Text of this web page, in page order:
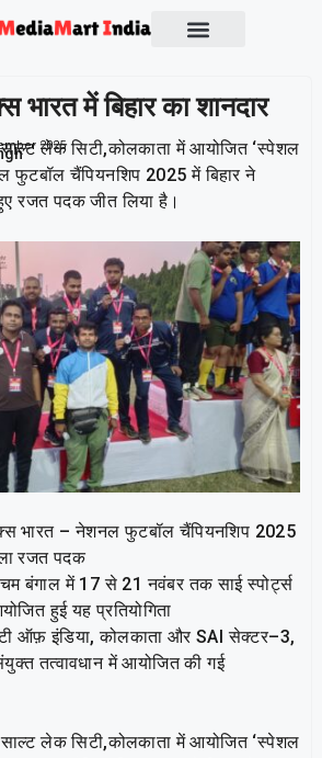
भारत में बिहार का शानदार
2025लेक सिटी,कोलकाता में आयोजित ‘स्पेशल
चैंपियनशिप 2025 में बिहार ने
रजत पदक जीत लिया है।
भारत – नेशनल फुटबॉल चैंपियनशिप 2025
रजत पदक
बंगाल में 17 से 21 नवंबर तक साई स्पोर्ट्स
हुई यह प्रतियोगिता
ऑफ़ इंडिया, कोलकाता और SAI सेक्टर–3,
तत्वावधान में आयोजित की गई
लेक सिटी,कोलकाता में आयोजित ‘स्पेशल